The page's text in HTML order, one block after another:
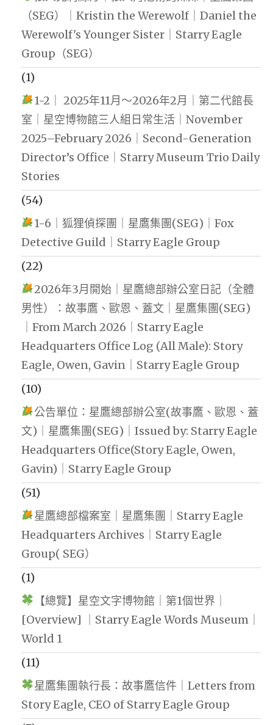
（SEG）｜Kristin the Werewolf｜Daniel the
Werewolf's Younger Sister｜Starry Eagle
Group（SEG）
(1)
1-2｜ 2025年11月～2026年2月｜第二代館長
室｜星空博物館三人組日常生活｜November
2025–February 2026｜Second-Generation
Director’s Office｜Starry Museum Trio Daily
Stories
(54)
1-6｜狐狸偵探團｜星鷹集團(SEG)｜Fox
Detective Guild｜Starry Eagle Group
(22)
2026年3月開始｜星鷹總部辦公室日記（全體
男性）：故事鷹、歐恩、蓋文｜星鷹集團(SEG)
｜From March 2026｜Starry Eagle
Headquarters Office Log (All Male): Story
Eagle, Owen, Gavin｜Starry Eagle Group
(10)
公告單位：星鷹總部辦公室(故事鷹、歐恩、蓋
文)｜星鷹集團(SEG)｜Issued by: Starry Eagle
Headquarters Office(Story Eagle, Owen,
Gavin)｜Starry Eagle Group
(51)
星鷹總部檔案室｜星鷹集團｜Starry Eagle
Headquarters Archives｜Starry Eagle
Group( SEG）
(1)
【總覽】星空文字博物館｜第1個世界｜
[Overview] ｜Starry Eagle Words Museum｜
World 1
(11)
星鷹集團執行長：故事鷹信件｜Letters from
Story Eagle, CEO of Starry Eagle Group